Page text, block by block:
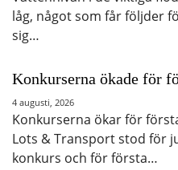
låg, något som får följder
sig…
Konkurserna ökade för
4 augusti, 2026
Konkurserna ökar för
Lots & Transport stod för
konkurs och för första…